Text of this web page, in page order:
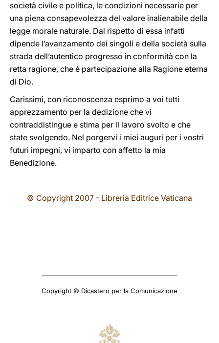
società civile e politica, le condizioni necessarie per
una piena consapevolezza del valore inalienabile della
legge morale naturale. Dal rispetto di essa infatti
dipende l’avanzamento dei singoli e della società sulla
strada dell’autentico progresso in conformità con la
retta ragione, che è partecipazione alla Ragione eterna
di Dio.
Carissimi, con riconoscenza esprimo a voi tutti
apprezzamento per la dedizione che vi
contraddistingue e stima per il lavoro svolto e che
state svolgendo. Nel porgervi i miei auguri per i vostri
futuri impegni, vi imparto con affetto la mia
Benedizione.
© Copyright 2007 - Libreria Editrice Vaticana
Copyright © Dicastero per la Comunicazione